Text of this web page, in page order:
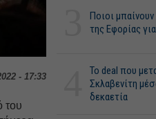
- 17:33
του
Ποιοι
της Εφορίας
Το deal που
Σκλαβενίτη
δεκαετία